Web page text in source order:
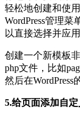
轻松地创建和使
WordPress管理
以直接选择并应
创建一个新模板
php文件，比如
然后在WordPress
5.给页面添加自